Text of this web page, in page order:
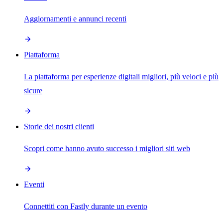
Aggiornamenti e annunci recenti
Piattaforma
La piattaforma per esperienze digitali migliori, più veloci e più
sicure
Storie dei nostri clienti
Scopri come hanno avuto successo i migliori siti web
Eventi
Connettiti con Fastly durante un evento